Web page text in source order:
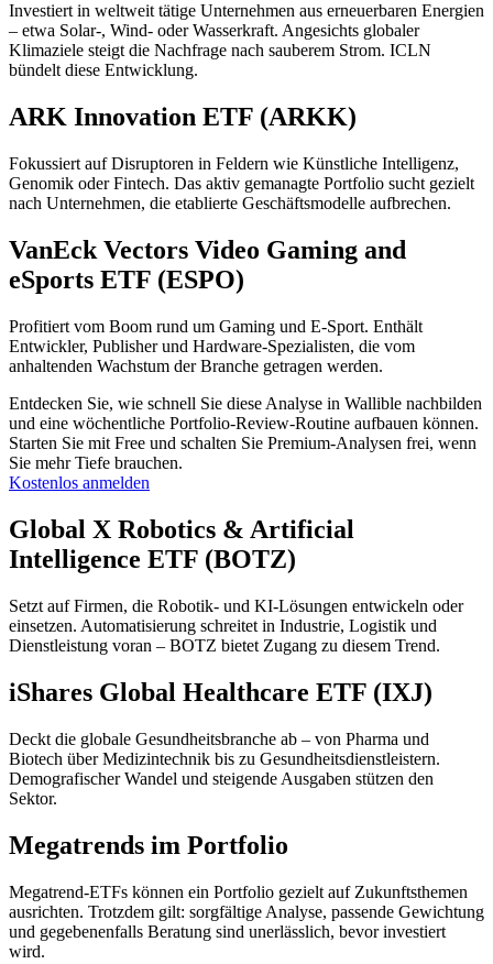
Investiert in weltweit tätige Unternehmen aus erneuerbaren Energien
– etwa Solar-, Wind- oder Wasserkraft. Angesichts globaler
Klimaziele steigt die Nachfrage nach sauberem Strom. ICLN
bündelt diese Entwicklung.
ARK Innovation ETF (ARKK)
Fokussiert auf Disruptoren in Feldern wie Künstliche Intelligenz,
Genomik oder Fintech. Das aktiv gemanagte Portfolio sucht gezielt
nach Unternehmen, die etablierte Geschäftsmodelle aufbrechen.
VanEck Vectors Video Gaming and
eSports ETF (ESPO)
Profitiert vom Boom rund um Gaming und E-Sport. Enthält
Entwickler, Publisher und Hardware-Spezialisten, die vom
anhaltenden Wachstum der Branche getragen werden.
Entdecken Sie, wie schnell Sie diese Analyse in Wallible nachbilden
und eine wöchentliche Portfolio-Review-Routine aufbauen können.
Starten Sie mit Free und schalten Sie Premium-Analysen frei, wenn
Sie mehr Tiefe brauchen.
Kostenlos anmelden
Global X Robotics & Artificial
Intelligence ETF (BOTZ)
Setzt auf Firmen, die Robotik- und KI-Lösungen entwickeln oder
einsetzen. Automatisierung schreitet in Industrie, Logistik und
Dienstleistung voran – BOTZ bietet Zugang zu diesem Trend.
iShares Global Healthcare ETF (IXJ)
Deckt die globale Gesundheitsbranche ab – von Pharma und
Biotech über Medizintechnik bis zu Gesundheitsdienstleistern.
Demografischer Wandel und steigende Ausgaben stützen den
Sektor.
Megatrends im Portfolio
Megatrend-ETFs können ein Portfolio gezielt auf Zukunftsthemen
ausrichten. Trotzdem gilt: sorgfältige Analyse, passende Gewichtung
und gegebenenfalls Beratung sind unerlässlich, bevor investiert
wird.